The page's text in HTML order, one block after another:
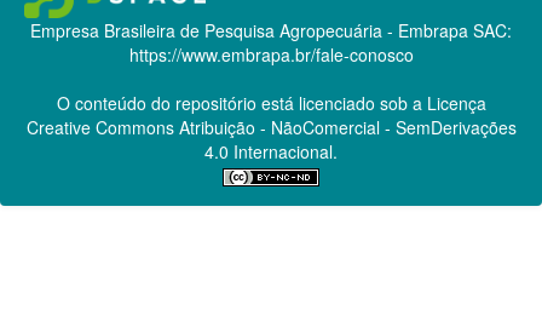
Empresa Brasileira de Pesquisa Agropecuária - Embrapa SAC:
https://www.embrapa.br/fale-conosco
O conteúdo do repositório está licenciado sob a Licença
Creative CommonsAtribuição - NãoComercial - SemDerivações
4.0 Internacional.